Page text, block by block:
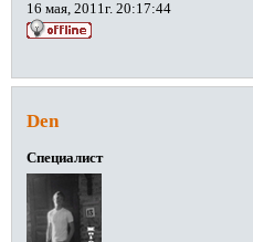
16 мая, 2011г. 20:17:44
Den
Специалист